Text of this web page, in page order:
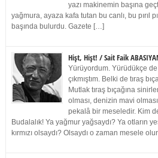
yazı makinemin başına
yağmura, ayaza kafa tutan bu canlı, bu pırıl
başında bulurdu. Gazete […]
Hişt, Hişt! / Sait Faik
Yürüyordum. Yürüdükçe de
çıkmıştım. Belki de tıraş
Mutlak tıraş bıçağına
olması, denizin mavi
pekalâ bir meseledir. Kim
Budalalık! Ya yağmur yağsaydı? Ya otların
kırmızı olsaydı? Olsaydı o zaman mesele